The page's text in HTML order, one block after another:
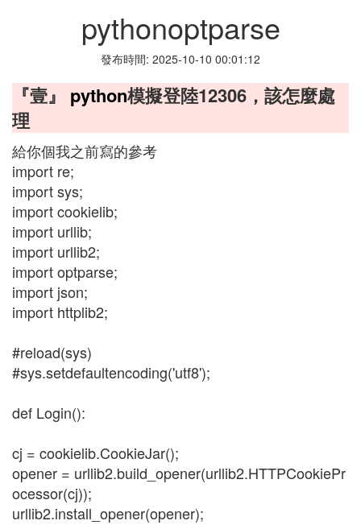
pythonoptparse
發布時間: 2025-10-10 00:01:12
『壹』 python模擬登陸12306，該怎麼處
理
給你個我之前寫的參考
import re;
import sys;
import cookielib;
import urllib;
import urllib2;
import optparse;
import json;
import httplib2;
#reload(sys)
#sys.setdefaultencoding('utf8');
def Login():
cj = cookielib.CookieJar();
opener = urllib2.build_opener(urllib2.HTTPCookiePr
ocessor(cj));
urllib2.install_opener(opener);